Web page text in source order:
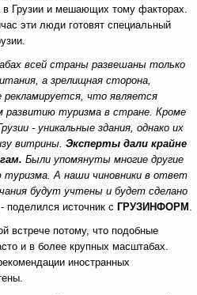
в Грузии и мешающих тому факторах.
эти люди готовят специальный
всей страны развешаны только
а зрелищная сторона,
рекламируется, что является
туризма в стране. Кроме
- уникальные здания, однако их
витрины. Эксперты дали крайне
Были упомянуты многие другие
А наши чиновники в ответ
будут учтены и будет сделано
- поделился источник с ГРУЗИНФОРМ .
встрече потому, что подобные
и в более крупных масштабах.
иностранных